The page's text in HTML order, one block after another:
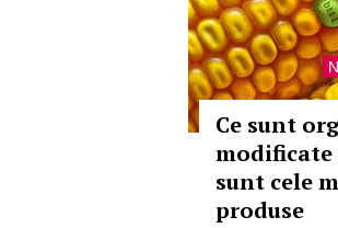
Ce sunt
modificate
sunt cele
produse